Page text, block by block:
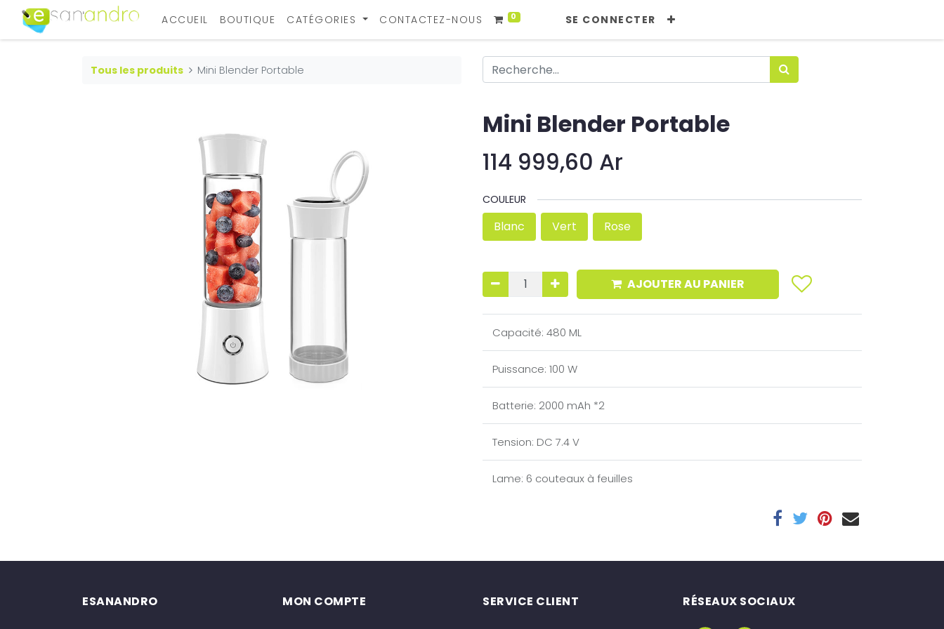
ACCUEIL BOUTIQUE CATÉGORIES CONTACTEZ-NOUS 0 SE CONNECTER
Tous les produits Mini Blender Portable
Mini Blender Portable
114 999,60 Ar
COULEUR
Blanc Vert Rose
AJOUTER AU PANIER
Capacité: 480 ML
Puissance: 100 W
Batterie: 2000 mAh *2
Tension: DC 7.4 V
Lame: 6 couteaux à feuilles
ESANANDRO MON COMPTE SERVICE CLIENT RÉSEAUX SOCIAUX